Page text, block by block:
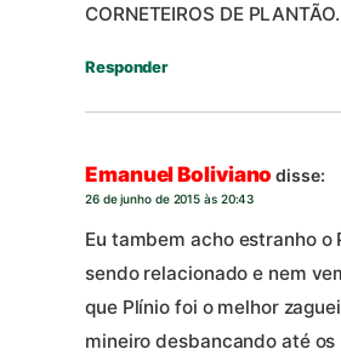
CORNETEIROS DE PLANTÃO.
Responder
Emanuel Boliviano disse:
26 de junho de 2015 às 20:43
Eu tambem acho estranho o
sendo relacionado e nem
que Plínio foi o melhor
mineiro desbancando até os